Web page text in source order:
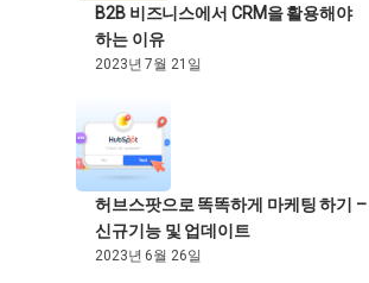
B2B 비즈니스에서 CRM을 활용해야
하는 이유
2023년 7월 21일
허브스팟으로 똑똑하게 마케팅 하기 –
신규기능 및 업데이트
2023년 6월 26일